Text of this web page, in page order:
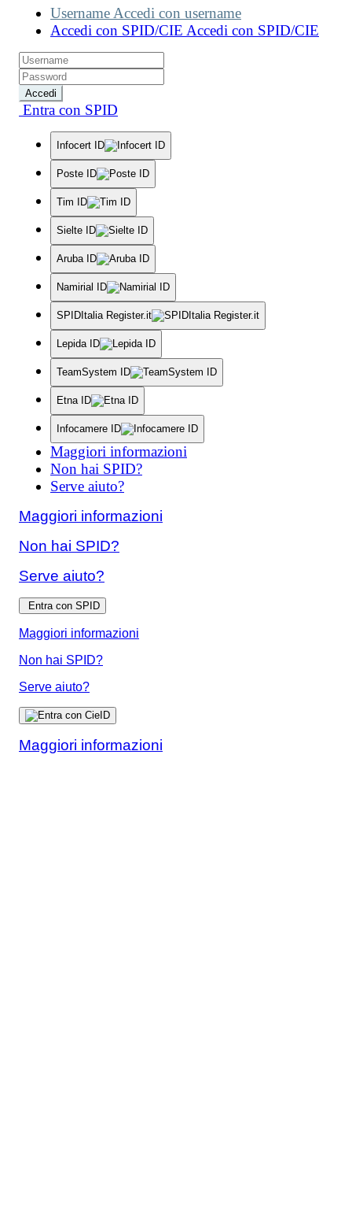
Username Accedi con username
Accedi con SPID/CIE Accedi con SPID/CIE
Accedi
Entra con SPID
Infocert ID
Poste ID
Tim ID
Sielte ID
Aruba ID
Namirial ID
SPIDItalia Register.it
Lepida ID
TeamSystem ID
Etna ID
Infocamere ID
Maggiori informazioni
Non hai SPID?
Serve aiuto?
Maggiori informazioni
Non hai SPID?
Serve aiuto?
Entra con SPID
Maggiori informazioni
Non hai SPID?
Serve aiuto?
Maggiori informazioni